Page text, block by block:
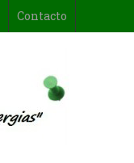
Contacto